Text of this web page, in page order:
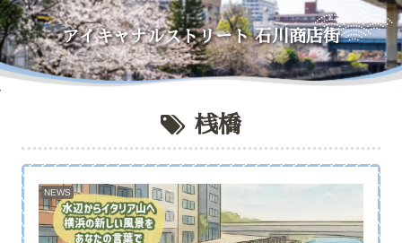
アイキャナルストリート石川商店街
桟橋
NEWS